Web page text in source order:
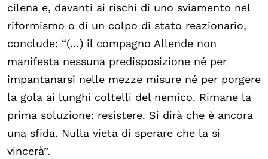
cilena e, davanti ai rischi di uno sviamento nel
riformismo o di un colpo di stato reazionario,
conclude: “(…) il compagno Allende non
manifesta nessuna predisposizione né per
impantanarsi nelle mezze misure né per porgere
la gola ai lunghi coltelli del nemico. Rimane la
prima soluzione: resistere. Si dirà che è ancora
una sfida. Nulla vieta di sperare che la si
vincerà”.